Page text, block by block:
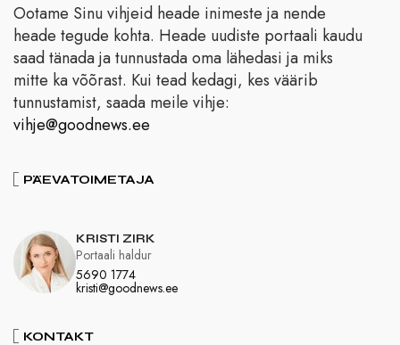
Ootame Sinu vihjeid heade inimeste ja nende
heade tegude kohta. Heade uudiste portaali kaudu
saad tänada ja tunnustada oma lähedasi ja miks
mitte ka võõrast. Kui tead kedagi, kes väärib
tunnustamist, saada meile vihje:
vihje@goodnews.ee
PÄEVATOIMETAJA
KRISTI ZIRK
5690 1774
kristi@goodnews.ee
Portaali haldur
KONTAKT